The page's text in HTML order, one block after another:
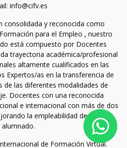
info@cifv.es
consolidada y reconocida como
para el Empleo , nuestro
está compuesto por Docentes
trayectoria académica/profesional
altamente cualificados en las
Expertos/as en la transferencia de
de las diferentes modalidades de
Docentes con una reconocida
e internacional con más de dos
la empleabilidad de nuestro
alumnado.
de Formación Virtual.